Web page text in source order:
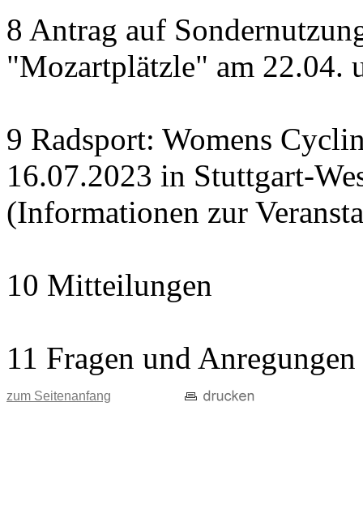
8 Antrag auf
"Mozartplätzle" am 22.04.
9 Radsport: Womens
16.07.2023 in Stuttgart-
(Informationen zur
10 Mitteilungen
11 Fragen und Anregungen
zum Seitenanfang